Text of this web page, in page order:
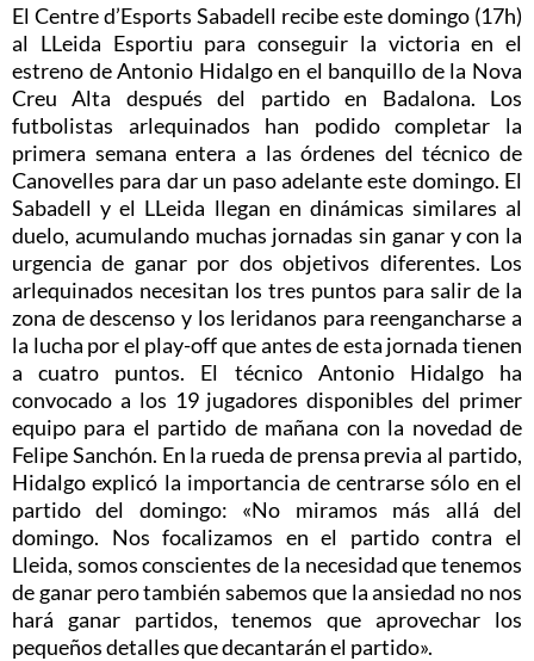
El Centre d’Esports Sabadell recibe este domingo (17h)
al LLeida Esportiu para conseguir la victoria en el
estreno de Antonio Hidalgo en el banquillo de la Nova
Creu Alta después del partido en Badalona. Los
futbolistas arlequinados han podido completar la
primera semana entera a las órdenes del técnico de
Canovelles para dar un paso adelante este domingo. El
Sabadell y el LLeida llegan en dinámicas similares al
duelo, acumulando muchas jornadas sin ganar y con la
urgencia de ganar por dos objetivos diferentes. Los
arlequinados necesitan los tres puntos para salir de la
zona de descenso y los leridanos para reengancharse a
la lucha por el play-off que antes de esta jornada tienen
a cuatro puntos. El técnico Antonio Hidalgo ha
convocado a los 19 jugadores disponibles del primer
equipo para el partido de mañana con la novedad de
Felipe Sanchón. En la rueda de prensa previa al partido,
Hidalgo explicó la importancia de centrarse sólo en el
partido del domingo: «No miramos más allá del
domingo. Nos focalizamos en el partido contra el
Lleida, somos conscientes de la necesidad que tenemos
de ganar pero también sabemos que la ansiedad no nos
hará ganar partidos, tenemos que aprovechar los
pequeños detalles que decantarán el partido».